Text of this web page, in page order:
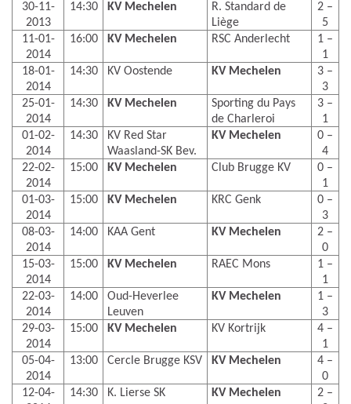
30-11-
2013
14:30 KV Mechelen
R. Standard de
Liège
2 –
5
11-01-
2014
16:00 KV Mechelen RSC Anderlecht
1 –
1
18-01-
2014
14:30 KV Oostende KV Mechelen
3 –
3
25-01-
2014
14:30 KV Mechelen
Sporting du Pays
de Charleroi
3 –
1
01-02-
2014
14:30
KV Red Star
Waasland-SK Bev.
KV Mechelen
0 –
4
22-02-
2014
15:00 KV Mechelen Club Brugge KV
0 –
1
01-03-
2014
15:00 KV Mechelen KRC Genk
0 –
3
08-03-
2014
14:00 KAA Gent KV Mechelen
2 –
0
15-03-
2014
15:00 KV Mechelen RAEC Mons
1 –
1
22-03-
2014
14:00
Oud-Heverlee
Leuven
KV Mechelen
1 –
3
29-03-
2014
15:00 KV Mechelen KV Kortrijk
4 –
1
05-04-
2014
13:00 Cercle Brugge KSV KV Mechelen
4 –
0
12-04-
14:30 K. Lierse SK KV Mechelen
2 –